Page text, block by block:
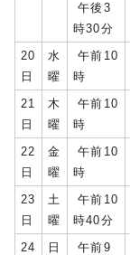
午後3
時30分
20
日
水
曜
午前10
時
21
日
木
曜
午前10
時
22
日
金
曜
午前10
時
23
日
土
曜
午前10
時40分
24
日
午前9